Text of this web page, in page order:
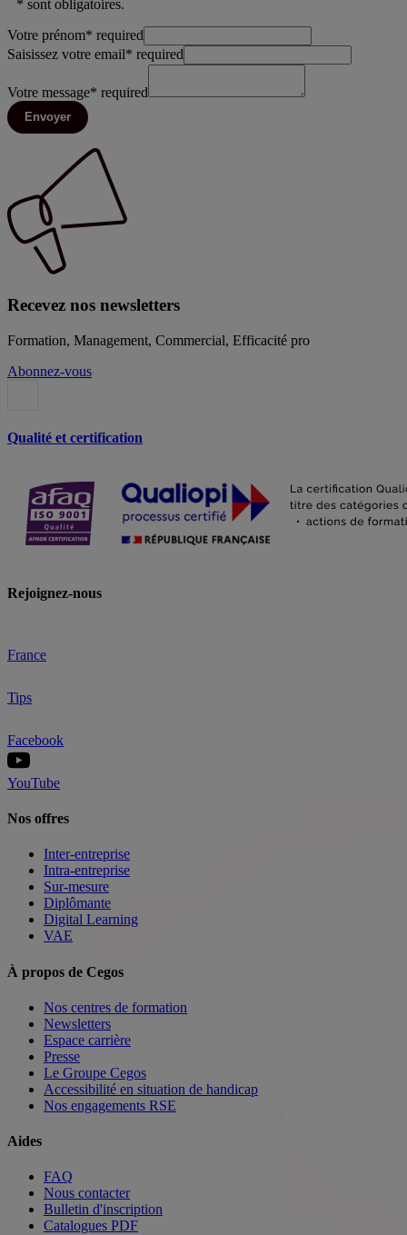
* sont obligatoires.
Votre prénom* required
Saisissez votre email* required
Votre message* required
Envoyer
Recevez nos newsletters
Formation, Management, Commercial, Efficacité pro
Abonnez-vous
Qualité et certification
Rejoignez-nous
France
Tips
Facebook
YouTube
Nos offres
Inter-entreprise
Intra-entreprise
Sur-mesure
Diplômante
Digital Learning
VAE
À propos de Cegos
Nos centres de formation
Newsletters
Espace carrière
Presse
Le Groupe Cegos
Accessibilité en situation de handicap
Nos engagements RSE
Aides
FAQ
Nous contacter
Bulletin d'inscription
Catalogues PDF